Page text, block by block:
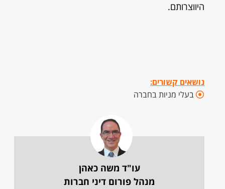
היווצרותם.
נושאים קשורים:
בעלי מניות בחברה
עו"ד משה כאהן
מנהל פורום דיני חברות